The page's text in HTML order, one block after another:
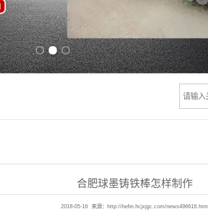
合肥球墨铸铁棒怎样制作
2018-05-16 来源： http://hefei.hcjxjgc.com/news496616.html